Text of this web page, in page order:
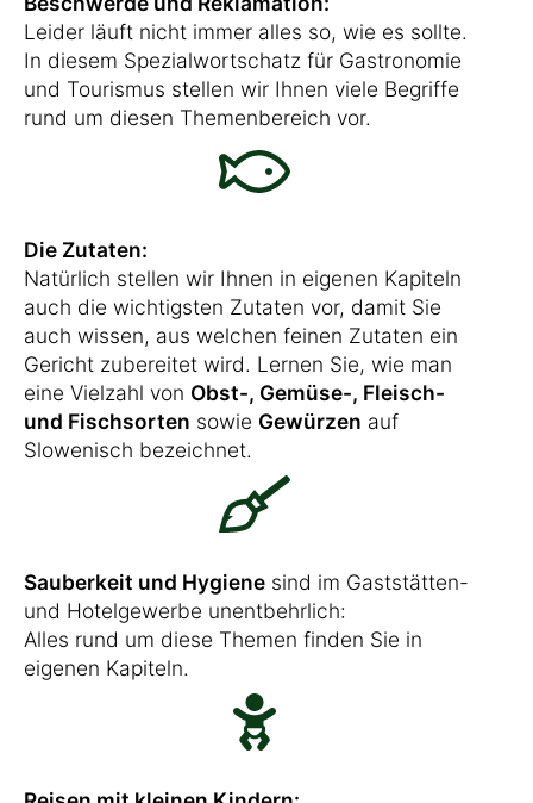
Leider läuft nicht immer alles so, wie es sollte.
In diesem Spezialwortschatz für Gastronomie
und Tourismus stellen wir Ihnen viele Begriffe
rund um diesen Themenbereich vor.
Die Zutaten:
Natürlich stellen wir Ihnen in eigenen Kapiteln
auch die wichtigsten Zutaten vor, damit Sie
auch wissen, aus welchen feinen Zutaten ein
Gericht zubereitet wird. Lernen Sie, wie man
eine Vielzahl von Obst-, Gemüse-, Fleisch-
und Fischsorten sowie Gewürzen auf
Slowenisch bezeichnet.
Sauberkeit und Hygiene sind im Gaststätten-
und Hotelgewerbe unentbehrlich:
Alles rund um diese Themen finden Sie in
eigenen Kapiteln.